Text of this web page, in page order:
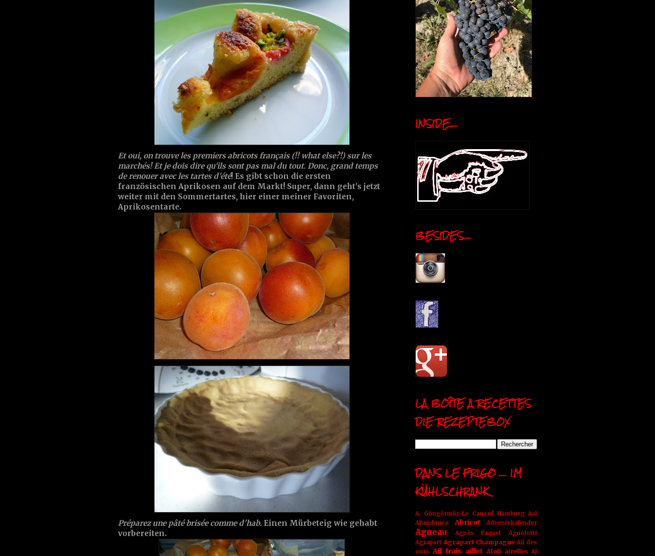
Et oui, on trouve les premiers abricots français (!! what else?!) sur les
marchés! Et je dois dire qu'ils sont pas mal du tout. Donc, grand temps
de renouer avec les tartes d'été! Es gibt schon die ersten
französischen Aprikosen auf dem Markt! Super, dann geht's jetzt
weiter mit den Sommertartes, hier einer meiner Favoriten,
Aprikosentarte.
Préparez une pâté brisée comme d'hab. Einen Mürbeteig wie gehabt
vorbereiten.
INSIDE....
BESIDES....
LA BOÎTE A RECETTES
DIE REZEPTEBOX
DANS LE FRIGO .... IM
KÜHLSCHRANK
A. Güngörmüs-Le Canard Hamburg Aal
Abandonce
Abricot Adventskalender
Agneau Agnès Paquet
Agnolotti
Agrapart Agrapart Champagne Ail des
ours Ail frais aillet Aïoli airelles AJ